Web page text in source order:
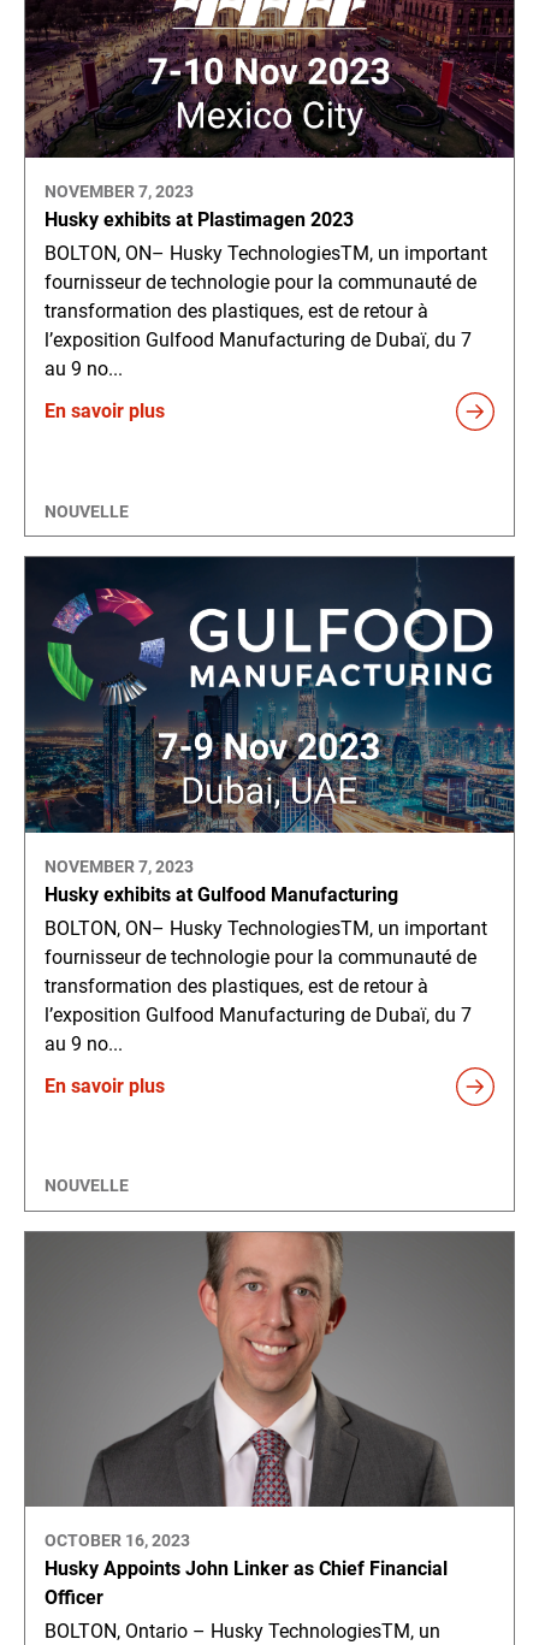
NOVEMBER 7, 2023
Husky exhibits at Plastimagen 2023
BOLTON, ON– Husky TechnologiesTM, un important
fournisseur de technologie pour la communauté de
transformation des plastiques, est de retour à
l’exposition Gulfood Manufacturing de Dubaï, du 7
au 9 no...
En savoir plus
NOUVELLE
NOVEMBER 7, 2023
Husky exhibits at Gulfood Manufacturing
BOLTON, ON– Husky TechnologiesTM, un important
fournisseur de technologie pour la communauté de
transformation des plastiques, est de retour à
l’exposition Gulfood Manufacturing de Dubaï, du 7
au 9 no...
En savoir plus
NOUVELLE
OCTOBER 16, 2023
Husky Appoints John Linker as Chief Financial
Officer
BOLTON, Ontario – Husky TechnologiesTM, un